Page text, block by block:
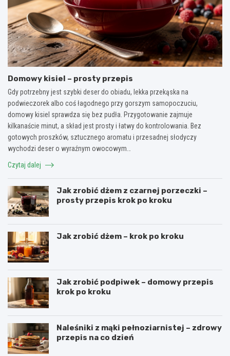
Domowy kisiel – prosty przepis
Gdy potrzebny jest szybki deser do obiadu, lekka przekąska na
podwieczorek albo coś łagodnego przy gorszym samopoczuciu,
domowy kisiel sprawdza się bez pudła. Przygotowanie zajmuje
kilkanaście minut, a skład jest prosty i łatwy do kontrolowania. Bez
gotowych proszków, sztucznego aromatu i przesadnej słodyczy
wychodzi deser o wyraźnym owocowym…
Czytaj dalej
Jak zrobić dżem z czarnej porzeczki –
prosty przepis krok po kroku
Jak zrobić dżem – krok po kroku
Jak zrobić podpiwek – domowy przepis
krok po kroku
Naleśniki z mąki pełnoziarnistej – zdrowy
przepis na co dzień